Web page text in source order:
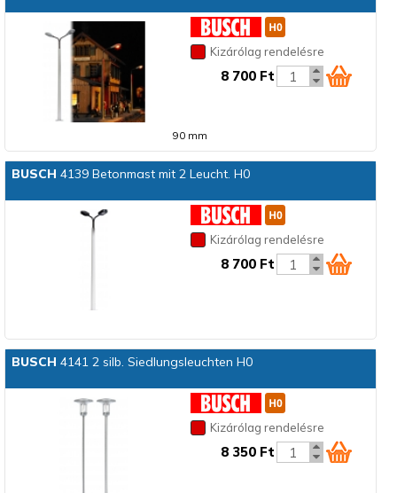
Kizárólag rendelésre
8 700 Ft
90 mm
BUSCH 4139 Betonmast mit 2 Leucht. H0
Kizárólag rendelésre
8 700 Ft
BUSCH 4141 2 silb. Siedlungsleuchten H0
Kizárólag rendelésre
8 350 Ft